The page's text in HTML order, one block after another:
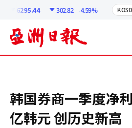
6295.44 302.82 -4.59%
韩国券商一季度净
亿韩元 创历史新高